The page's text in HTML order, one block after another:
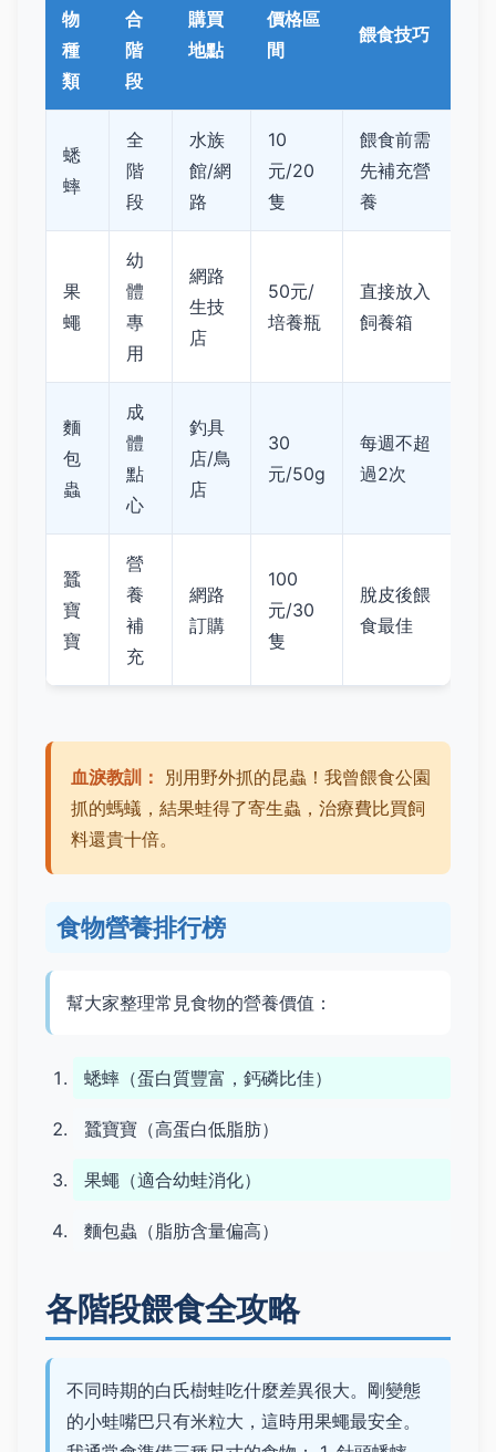
物
種
類
合
階
段
購買
地點
價格區
間
餵食技巧
蟋
蟀
全
階
段
水族
館/網
路
10
元/20
隻
餵食前需
先補充營
養
果
蠅
幼
體
專
用
網路
生技
店
50元/
培養瓶
直接放入
飼養箱
麵
包
蟲
成
體
點
心
釣具
店/鳥
店
30
元/50g
每週不超
過2次
蠶
寶
寶
營
養
補
充
網路
訂購
100
元/30
隻
脫皮後餵
食最佳
血淚教訓：
別用野外抓的昆蟲！我曾餵食公園
抓的螞蟻，結果蛙得了寄生蟲，治療費比買飼
料還貴十倍。
食物營養排行榜
幫大家整理常見食物的營養價值：
蟋蟀（蛋白質豐富，鈣磷比佳）
蠶寶寶（高蛋白低脂肪）
果蠅（適合幼蛙消化）
麵包蟲（脂肪含量偏高）
各階段餵食全攻略
不同時期的白氏樹蛙吃什麼差異很大。剛變態
的小蛙嘴巴只有米粒大，這時用果蠅最安全。